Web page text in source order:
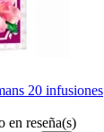
20 infusiones
en reseña(s)